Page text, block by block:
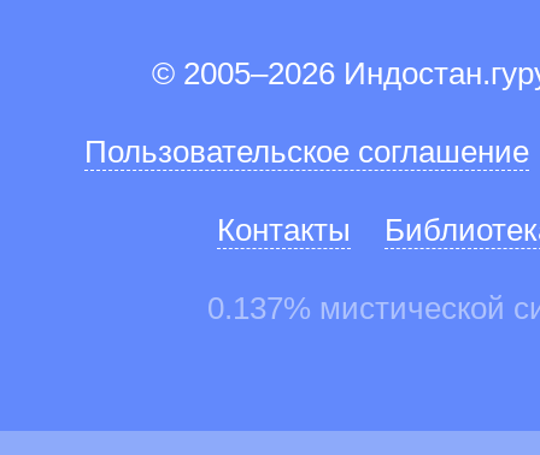
© 2005–2026
Пользовательское соглашение
Контакты
0.137% мистической